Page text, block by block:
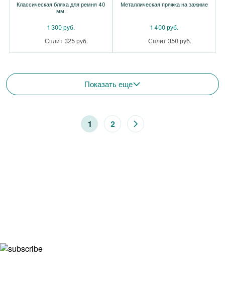
Классическая бляха для ремня 40
мм.
1 300 руб.
Сплит 325 руб.
Металлическая пряжка на зажиме
1 400 руб.
Сплит 350 руб.
Показать еще
1 2